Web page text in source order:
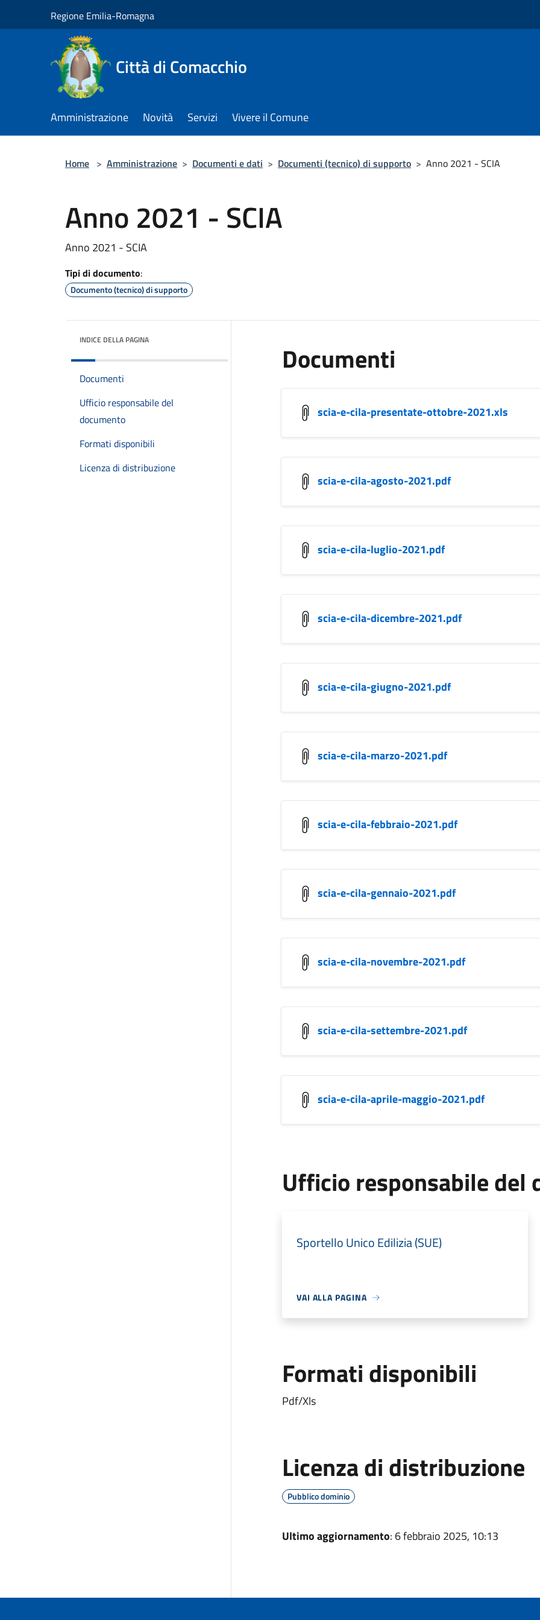
Regione Emilia-Romagna
Città di Comacchio
Amministrazione Novità Servizi Vivere il Comune
Home > Amministrazione > Documenti e dati > Documenti (tecnico) di supporto > Anno 2021 - SCIA
Anno 2021 - SCIA
Anno 2021 - SCIA
Tipi di documento:
Documento (tecnico) di supporto
INDICE DELLA PAGINA
Documenti
Ufficio responsabile del
documento
Formati disponibili
Licenza di distribuzione
Documenti
scia-e-cila-presentate-ottobre-2021.xls
scia-e-cila-agosto-2021.pdf
scia-e-cila-luglio-2021.pdf
scia-e-cila-dicembre-2021.pdf
scia-e-cila-giugno-2021.pdf
scia-e-cila-marzo-2021.pdf
scia-e-cila-febbraio-2021.pdf
scia-e-cila-gennaio-2021.pdf
scia-e-cila-novembre-2021.pdf
scia-e-cila-settembre-2021.pdf
scia-e-cila-aprile-maggio-2021.pdf
Ufficio responsabile del
Sportello Unico Edilizia (SUE)
VAI ALLA PAGINA
Formati disponibili
Pdf/Xls
Licenza di distribuzione
Pubblico dominio
Ultimo aggiornamento: 6 febbraio 2025, 10:13